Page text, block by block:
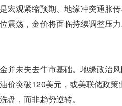
宏观紧缩预期、地缘冲突通胀
震荡，金价将面临持续调整压
并未失去牛市基础。地缘政治
价突破120美元，或美联储政
盘，而非趋势逆转。